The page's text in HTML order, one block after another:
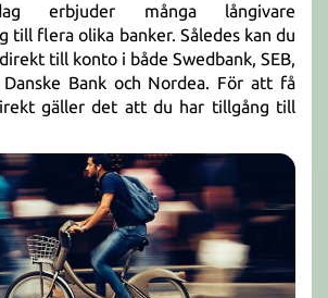
erbjuder många långivare
till flera olika banker. Således kan du
till konto i både Swedbank, SEB,
Danske Bank och Nordea. För att få
gäller det att du har tillgång till